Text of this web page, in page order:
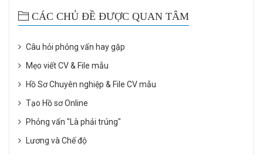
CÁC CHỦ ĐỀ ĐƯỢC QUAN TÂM
Câu hỏi phỏng vấn hay gặp
Mẹo viết CV & File mẫu
Hồ Sơ Chuyên nghiệp & File CV mẫu
Tạo Hồ sơ Online
Phỏng vấn "Là phải trúng"
Lương và Chế độ